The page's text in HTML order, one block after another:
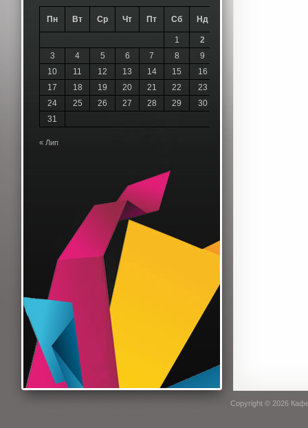
Пн Вт Ср Чт Пт Сб Нд
1
2
3
4 5 6 7 8
9
10
11 12 13 14 15
16
17
18 19 20 21 22
23
24
25 26 27 28 29
30
31
« Лип
Copyright © 2026